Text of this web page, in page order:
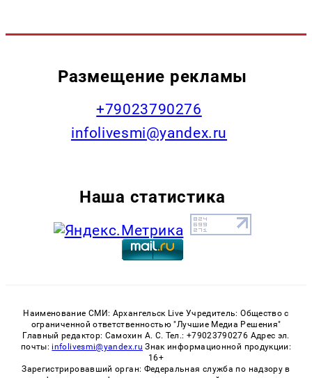
Размещение рекламы
+79023790276
infolivesmi@yandex.ru
Наша статистика
Наименование СМИ: Архангельск Live Учредитель: Общество с
ограниченной ответственностью "Лучшие Медиа Решения"
Главный редактор: Самохин А. С. Тел.: +79023790276 Адрес эл.
почты: infolivesmi@yandex.ru Знак информационной продукции:
16+
Зарегистрировавший орган: Федеральная служба по надзору в